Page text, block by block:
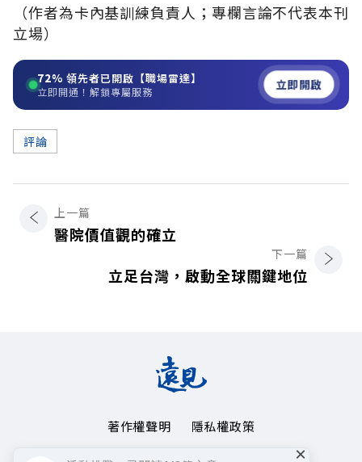
（作者為卡內基訓練負責人；專欄言論不代表本刊
立場）
72% 領先者已開啟【職場雷達】
立即開通！解鎖專屬服務 立即開啟
評論
上一篇
醫院價值觀的確立
下一篇
立足台灣，啟動全球關鍵地位
著作權聲明
隱私權政策
Copyright© 1999~2026
×